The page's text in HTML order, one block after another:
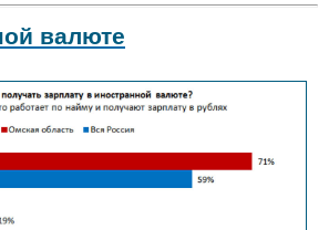
валюте